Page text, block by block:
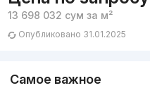
13 698 032 сум за м²
Опубликовано 31.01.2025
Самое важное